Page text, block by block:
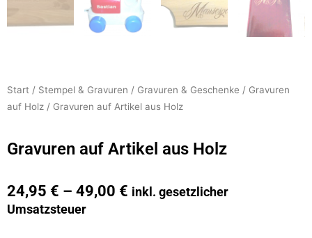
Start / Stempel & Gravuren / Gravuren & Geschenke / Gravuren
auf Holz / Gravuren auf Artikel aus Holz
Gravuren auf Artikel aus Holz
24,95 € – 49,00 € inkl. gesetzlicher
Umsatzsteuer